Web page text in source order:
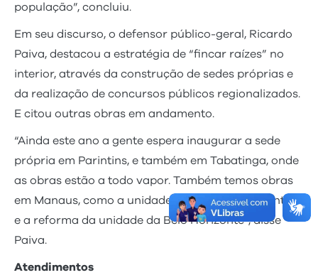
população”, concluiu.
Em seu discurso, o defensor público-geral, Ricardo
Paiva, destacou a estratégia de “fincar raízes” no
interior, através da construção de sedes próprias e
da realização de concursos públicos regionalizados.
E citou outras obras em andamento.
“Ainda este ano a gente espera inaugurar a sede
própria em Parintins, e também em Tabatinga, onde
as obras estão a todo vapor. Também temos obras
em Manaus, como a unidade da Barroso, no Centro,
e a reforma da unidade da Belo Horizonte”, disse
Paiva.
Atendimentos